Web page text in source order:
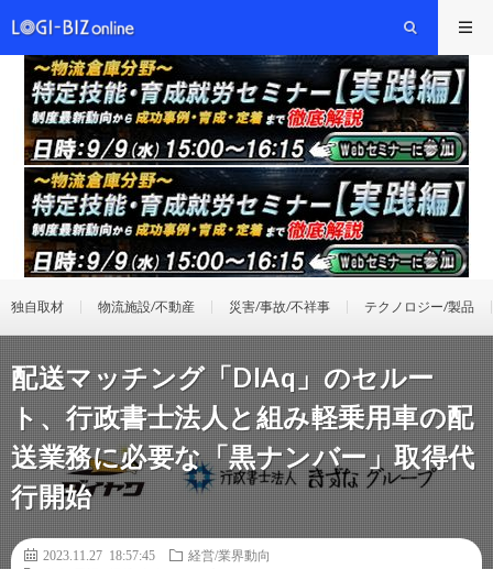
独自取材 物流施設/不動産 災害/事故/不祥事 テクノロジー/製品
配送マッチング「DIAq」のセルー
ト、行政書士法人と組み軽乗用車の配
送業務に必要な「黒ナンバー」取得代
行開始
2023.11.27 18:57:45
経営/業界動向